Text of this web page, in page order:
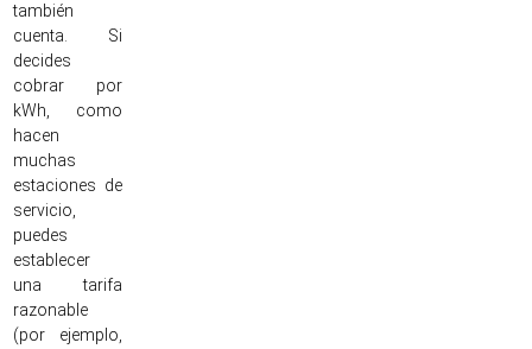
también
cuenta. Si
decides
cobrar por
kWh, como
hacen
muchas
estaciones de
servicio,
puedes
establecer
una tarifa
razonable
(por ejemplo,